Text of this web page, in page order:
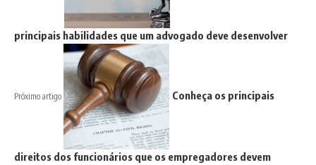
principais habilidades que um advogado deve desenvolver
Próximo artigo Conheça os principais
direitos dos funcionários que os empregadores devem